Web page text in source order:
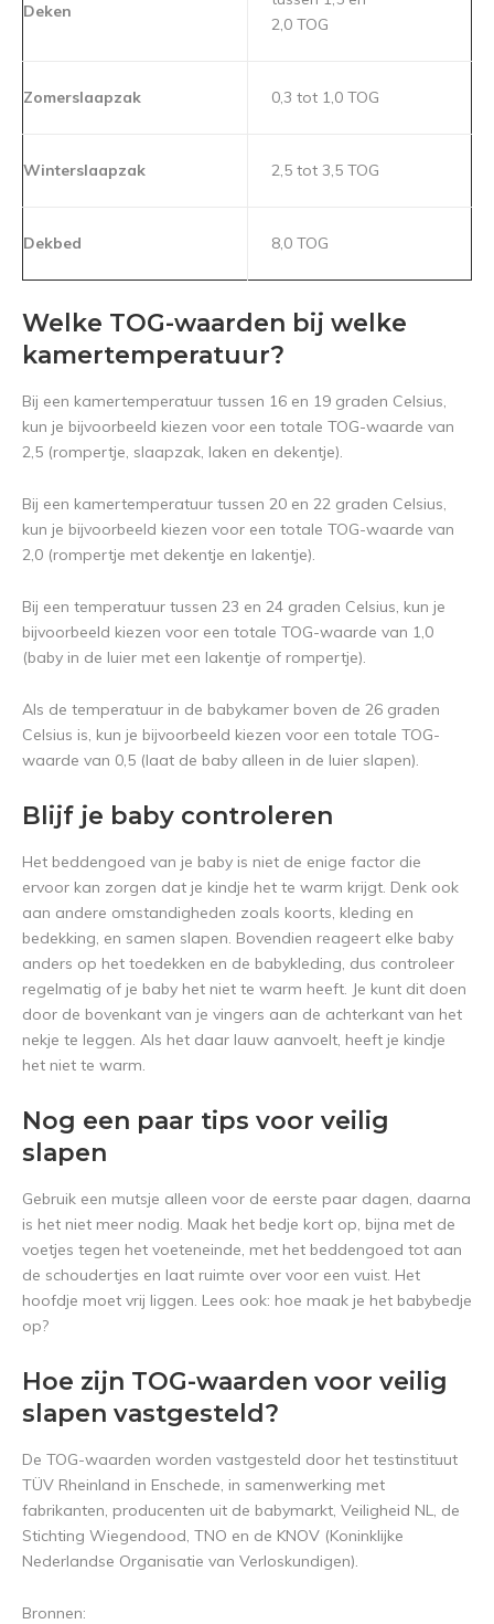
Deken
2,0 TOG
Zomerslaapzak 0,3 tot 1,0 TOG
Winterslaapzak 2,5 tot 3,5 TOG
Dekbed 8,0 TOG
Welke TOG-waarden bij welke
kamertemperatuur?
Bij een kamertemperatuur tussen 16 en 19 graden Celsius,
kun je bijvoorbeeld kiezen voor een totale TOG-waarde van
2,5 (rompertje, slaapzak, laken en dekentje).
Bij een kamertemperatuur tussen 20 en 22 graden Celsius,
kun je bijvoorbeeld kiezen voor een totale TOG-waarde van
2,0 (rompertje met dekentje en lakentje).
Bij een temperatuur tussen 23 en 24 graden Celsius, kun je
bijvoorbeeld kiezen voor een totale TOG-waarde van 1,0
(baby in de luier met een lakentje of rompertje).
Als de temperatuur in de babykamer boven de 26 graden
Celsius is, kun je bijvoorbeeld kiezen voor een totale TOG-
waarde van 0,5 (laat de baby alleen in de luier slapen).
Blijf je baby controleren
Het beddengoed van je baby is niet de enige factor die
ervoor kan zorgen dat je kindje het te warm krijgt. Denk ook
aan andere omstandigheden zoals koorts, kleding en
bedekking, en samen slapen. Bovendien reageert elke baby
anders op het toedekken en de babykleding, dus controleer
regelmatig of je baby het niet te warm heeft. Je kunt dit doen
door de bovenkant van je vingers aan de achterkant van het
nekje te leggen. Als het daar lauw aanvoelt, heeft je kindje
het niet te warm.
Nog een paar tips voor veilig
slapen
Gebruik een mutsje alleen voor de eerste paar dagen, daarna
is het niet meer nodig. Maak het bedje kort op, bijna met de
voetjes tegen het voeteneinde, met het beddengoed tot aan
de schoudertjes en laat ruimte over voor een vuist. Het
hoofdje moet vrij liggen. Lees ook: hoe maak je het babybedje
op?
Hoe zijn TOG-waarden voor veilig
slapen vastgesteld?
De TOG-waarden worden vastgesteld door het testinstituut
TÜV Rheinland in Enschede, in samenwerking met
fabrikanten, producenten uit de babymarkt, Veiligheid NL, de
Stichting Wiegendood, TNO en de KNOV (Koninklijke
Nederlandse Organisatie van Verloskundigen).
Bronnen: